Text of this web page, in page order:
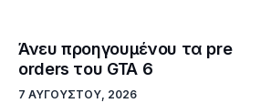
Άνευ προηγουμένου τα pre
orders του GTA 6
7 ΑΥΓΟΎΣΤΟΥ, 2026